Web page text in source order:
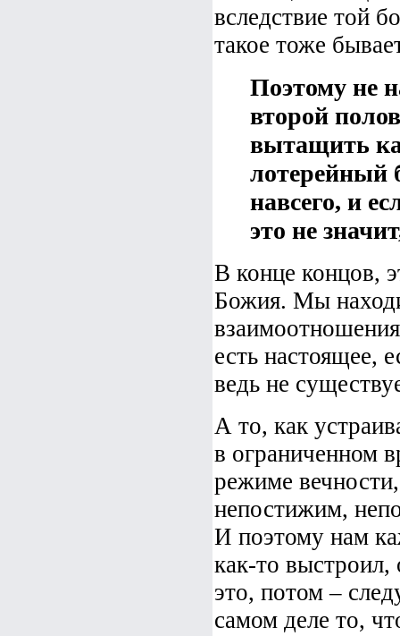
вследствие той
такое тоже
Поэтому не
второй
вытащить
лотерейный
навсего, и
это не
В конце концов,
Божия. Мы
есть настоящее,
ведь не
А то, как
в ограниченном
режиме
непостижим,
И поэтому нам
как-то
это, потом –
самом деле то,